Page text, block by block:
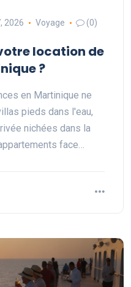
2026 Voyage (0)
location de
?
en Martinique ne
pieds dans l'eau,
nichées dans la
face…